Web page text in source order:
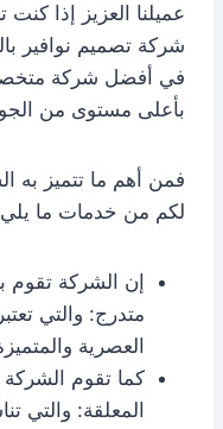
عميلنا العزيز إذا
شركة تصميم نوافير
في أفضل شركة
بأعلى مستوى من
فمن أهم ما تتميز به
لكم من خدمات ما
إن الشركة تقوم
متدرج: والتي
العصرية
كما تقوم الشركة
المعلقة: والتي